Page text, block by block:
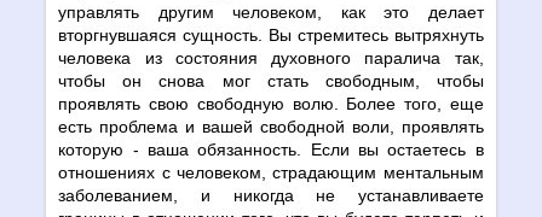
управлять другим человеком, как это делает
вторгнувшаяся сущность. Вы стремитесь вытряхнуть
человека из состояния духовного паралича так,
чтобы он снова мог стать свободным, чтобы
проявлять свою свободную волю. Более того, еще
есть проблема и вашей свободной воли, проявлять
которую - ваша обязанность. Если вы остаетесь в
отношениях с человеком, страдающим ментальным
заболеванием, и никогда не устанавливаете